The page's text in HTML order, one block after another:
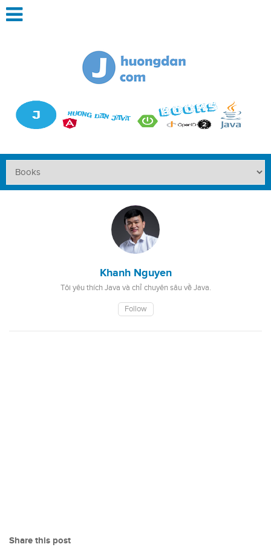
Khanh Nguyen
Tôi yêu thích Java và chỉ chuyên sâu về Java.
Follow
Share this post